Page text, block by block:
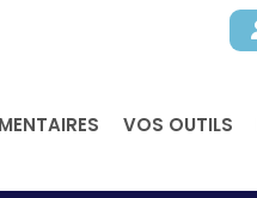
VOS OUTILS